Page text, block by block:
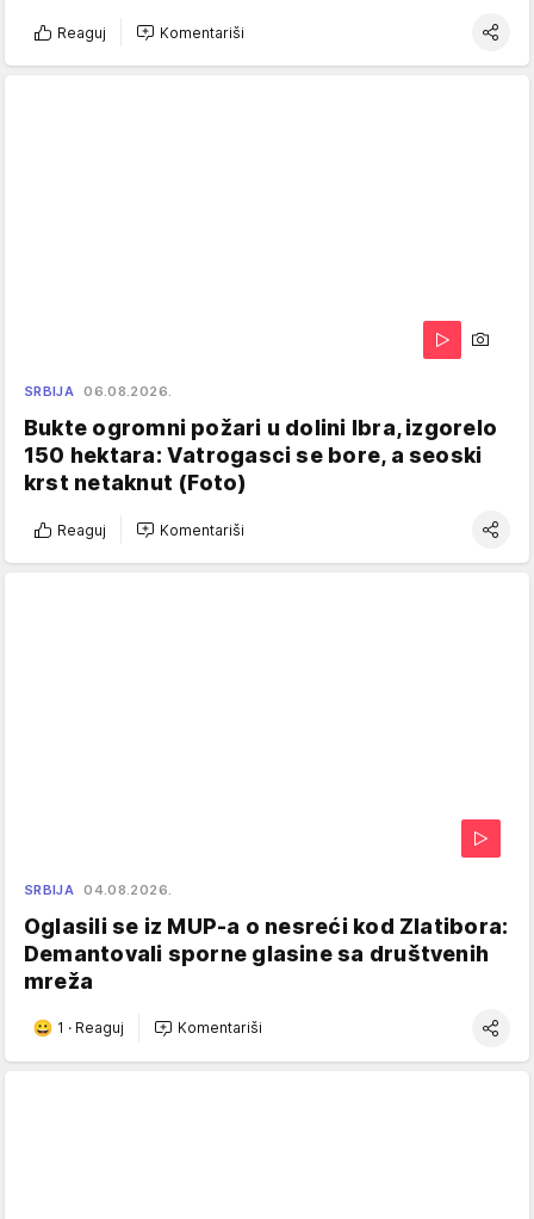
Reaguj Komentariši
SRBIJA 06.08.2026.
Bukte ogromni požari u dolini Ibra, izgorelo
150 hektara: Vatrogasci se bore, a seoski
krst netaknut (Foto)
Reaguj Komentariši
SRBIJA 04.08.2026.
Oglasili se iz MUP-a o nesreći kod Zlatibora:
Demantovali sporne glasine sa društvenih
mreža
1 · Reaguj Komentariši